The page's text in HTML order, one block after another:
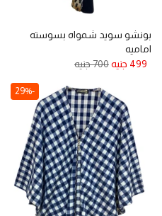
بونشو سويد شمواه بسوسته
اماميه
499 جنيه
700 جنيه
-29%